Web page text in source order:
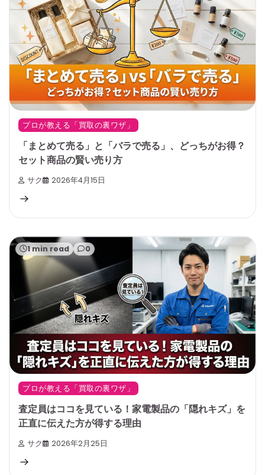
プロが教える「買取の裏ワザ」
「まとめて売る」と「バラで売る」、どっちがお得？
セット商品の賢い売り方
サク 2026年4月15日
1 min read 0
プロが教える「買取の裏ワザ」
査定員はココを見ている！家電製品の「隠れキズ」を
正直に伝えた方が得する理由
サク 2026年2月25日